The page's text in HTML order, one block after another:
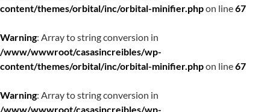
content/themes/orbital/inc/orbital-minifier.phpon line67
Warning: Array to string conversion in
/www/wwwroot/casasincreibles/wp-
content/themes/orbital/inc/orbital-minifier.phpon line67
Warning: Array to string conversion in
/www/wwwroot/casasincreibles/wp-